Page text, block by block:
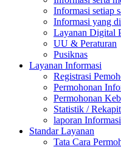
Informasi setiap
Informasi yang
Layanan Digital
UU & Peraturan
Pusiknas
Layanan Informasi
Registrasi
Permohonan
Permohonan
Statistik /
laporan
Standar Layanan
Tata Cara